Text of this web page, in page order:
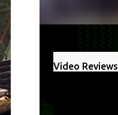
Video Reviews